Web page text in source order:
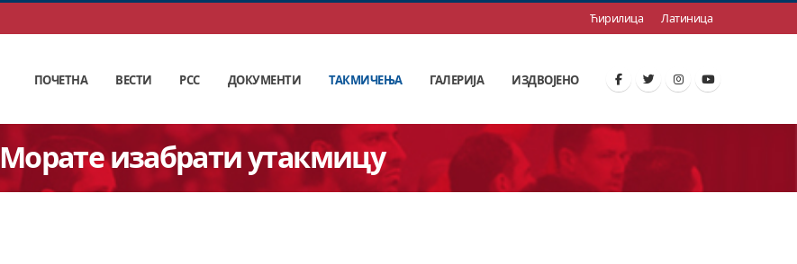
Ћирилица Латиница
ПОЧЕТНА ВЕСТИ РСС ДОКУМЕНТИ ТАКМИЧЕЊА ГАЛЕРИЈА ИЗДВОЈЕНО
Морате изабрати утакмицу